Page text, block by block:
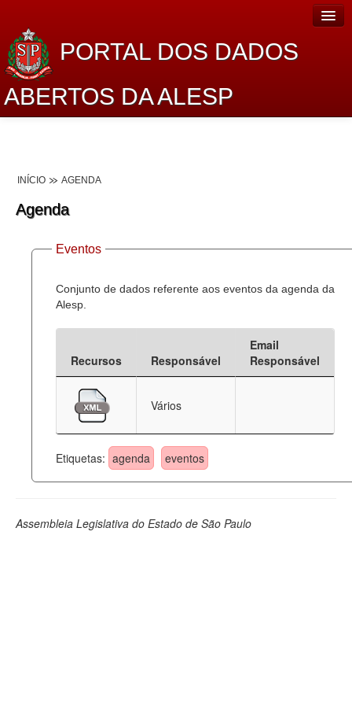
PORTAL DOS DADOS
ABERTOS DA ALESP
Lei de Acesso à Informação
Dados Governamentais Abertos
Planejamento
Catálogo de dados
Deputados Estaduais
Administração
Legislação
INÍCIO AGENDA
Agenda
Eventos
Conjunto de dados referente aos eventos da agenda da
Alesp.
Recursos Responsável
Email
Responsável
Vários
Etiquetas: agenda eventos
Assembleia Legislativa do Estado de São Paulo